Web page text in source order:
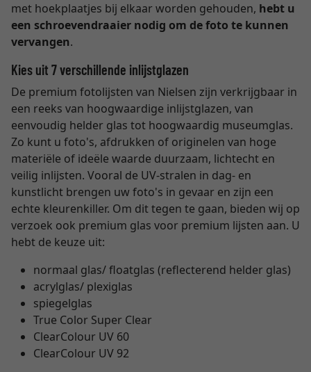
met hoekplaatjes bij elkaar worden gehouden, hebt u
een schroevendraaier nodig om de foto te kunnen
vervangen.
Kies uit 7 verschillende inlijstglazen
De premium fotolijsten van Nielsen zijn verkrijgbaar in
een reeks van hoogwaardige inlijstglazen, van
eenvoudig helder glas tot hoogwaardig museumglas.
Zo kunt u foto's, afdrukken of originelen van hoge
materiële of ideële waarde duurzaam, lichtecht en
veilig inlijsten. Vooral de UV-stralen in dag- en
kunstlicht brengen uw foto's in gevaar en zijn een
echte kleurenkiller. Om dit tegen te gaan, bieden wij op
verzoek ook premium glas voor premium lijsten aan. U
hebt de keuze uit:
normaal glas/ floatglas (reflecterend helder glas)
acrylglas/ plexiglas
spiegelglas
True Color Super Clear
ClearColour UV 60
ClearColour UV 92